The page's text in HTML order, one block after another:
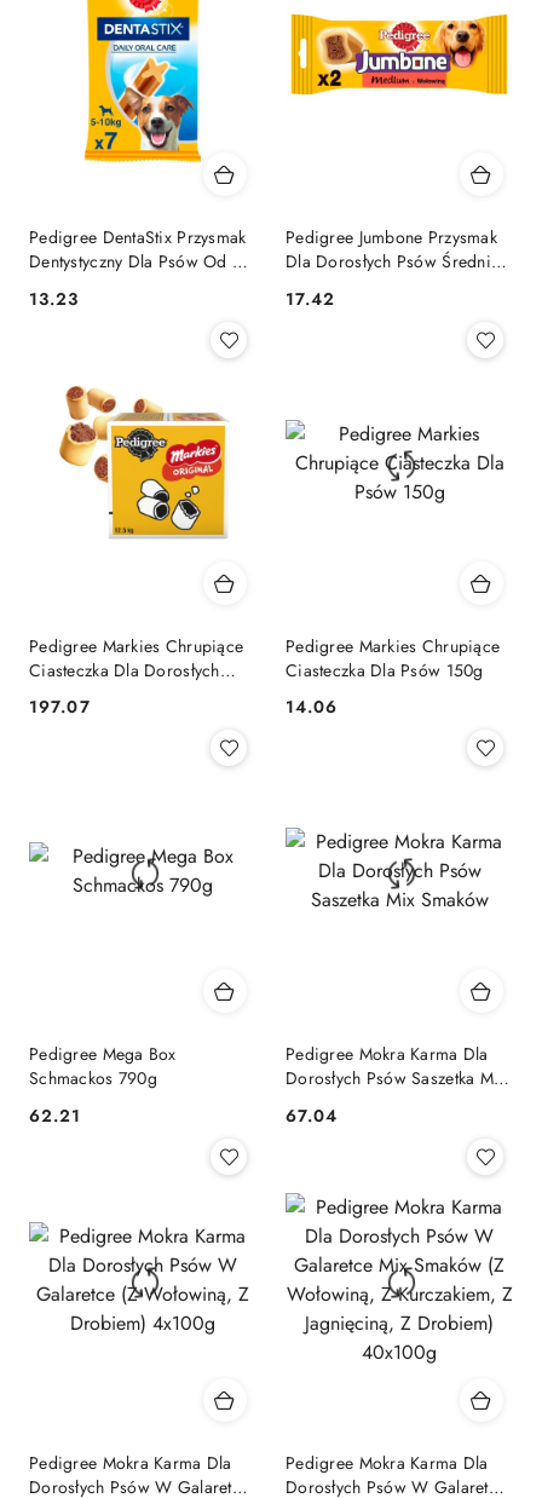
Pedigree DentaStix Przysmak
Dentystyczny Dla Psów Od 4
Cena:
13.23
Pedigree Jumbone Przysmak
Dla Dorosłych Psów Średniej
Cena:
17.42
Pedigree Markies Chrupiące
Ciasteczka Dla Dorosłych
12,5kg
Cena:
197.07
Pedigree Markies Chrupiące
Ciasteczka Dla Psów 150g
Cena:
14.06
Pedigree Mega Box
Schmackos 790g
Cena:
62.21
Pedigree Mokra Karma Dla
Dorosłych Psów Saszetka Mix
Cena:
67.04
Pedigree Mokra Karma Dla
Dorosłych Psów W Galaretce
Pedigree Mokra Karma Dla
Dorosłych Psów W Galaretce